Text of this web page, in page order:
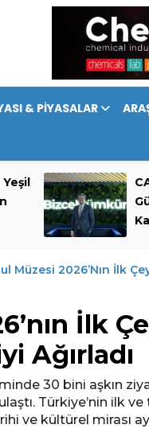
& PİYASALAR
Müzesi 2026’nın İlk
İlk
Ağırladı
30 bini aşkın
Türkiye’nin ilk
ve kültürel mirası